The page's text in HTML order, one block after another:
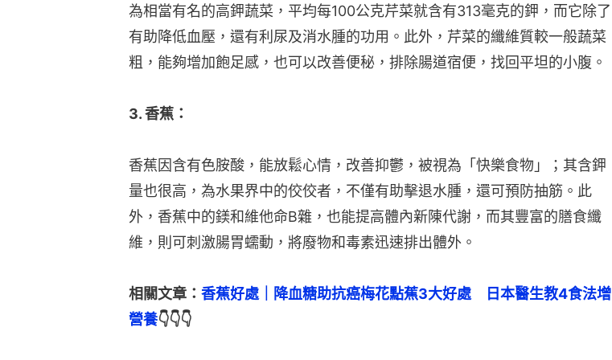
為相當有名的高鉀蔬菜，平均每100公克芹菜就含有313毫克的鉀，而它除了
有助降低血壓，還有利尿及消水腫的功用。此外，芹菜的纖維質較一般蔬菜
粗，能夠增加飽足感，也可以改善便秘，排除腸道宿便，找回平坦的小腹。
3. 香蕉：
香蕉因含有色胺酸，能放鬆心情，改善抑鬱，被視為「快樂食物」；其含鉀
量也很高，為水果界中的佼佼者，不僅有助擊退水腫，還可預防抽筋。此
外，香蕉中的鎂和維他命B雜，也能提高體內新陳代謝，而其豐富的膳食纖
維，則可刺激腸胃蠕動，將廢物和毒素迅速排出體外。
相關文章： 香蕉好處｜降血糖助抗癌梅花點蕉3大好處　日本醫生教4食法增
營養👇👇👇